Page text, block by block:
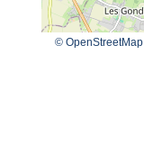
© OpenStreetMap